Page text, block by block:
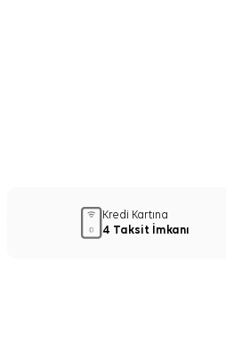
Kredi Kartına
4 Taksit İmkanı